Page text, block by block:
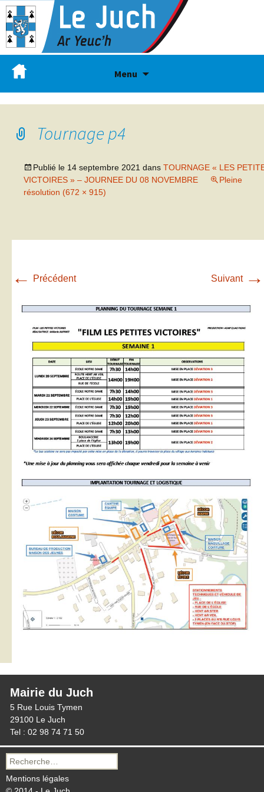
Menu
Tournage p4
Publié le 14 septembre 2021 dans TOURNAGE « LES
VICTOIRES » – JOURNEE DU 08 NOVEMBRE
Pleine
résolution (672 × 915)
← Précédent Suivant →
Mairie du Juch
5 Rue Louis Tymen
29100 Le Juch
Tel : 02 98 74 71 50
Recherche
pour :
Mentions légales